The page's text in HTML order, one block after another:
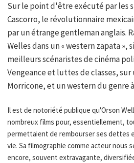
Sur le point d'être exécuté par les
Cascorro, le révolutionnaire
par un étrange gentleman anglais.
Welles dans un « western zapata »,
meilleurs scénaristes de cinéma
Vengeance et luttes de classes,
Morricone, et un western du genre
Il est de notoriété publique qu'Orson
nombreux films pour, essentiellement,
permettaient de rembourser ses dettes
vie. Sa filmographie comme acteur nous
encore, souvent extravagante,